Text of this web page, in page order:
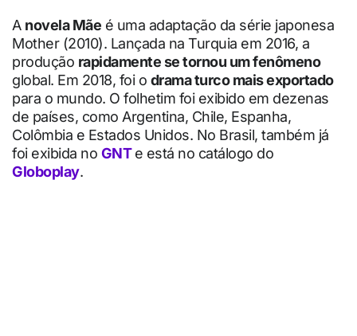
A novela Mãe é uma adaptação da série japonesa
Mother (2010). Lançada na Turquia em 2016, a
produção rapidamente se tornou um fenômeno
global. Em 2018, foi o drama turco mais exportado
para o mundo. O folhetim foi exibido em dezenas
de países, como Argentina, Chile, Espanha,
Colômbia e Estados Unidos. No Brasil, também já
foi exibida no GNTe está no catálogo do
Globoplay.